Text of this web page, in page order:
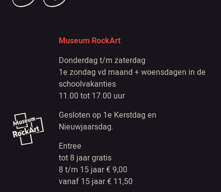
Museum RockArt
Donderdag t/m zaterdag
1e zondag vd maand + woensdagen in de
schoolvakanties
11.00 tot 17.00 uur
Gesloten op 1e Kerstdag en
Nieuwjaarsdag.
Entree
tot 8 jaar gratis
8 t/m 15 jaar € 9,00
vanaf 15 jaar € 11,50